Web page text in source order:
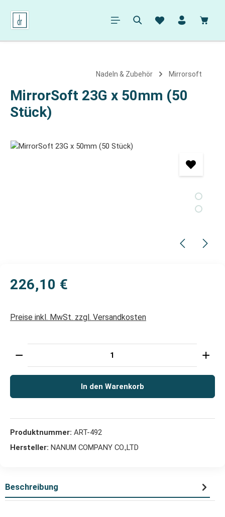
springen
Nadeln & Zubehör Mirrorsoft
MirrorSoft 23G x 50mm (50
Stück)
Bildergalerie überspringen
226,10 €
Preise inkl. MwSt. zzgl. Versandkosten
Produkt Anzahl: Gib den gewünschten Wert ein
In den Warenkorb
Produktnummer: ART-492
Hersteller: NANUM COMPANY CO.,LTD
Beschreibung